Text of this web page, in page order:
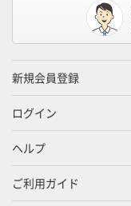
新規会員登録
ログイン
ヘルプ
ご利用ガイド